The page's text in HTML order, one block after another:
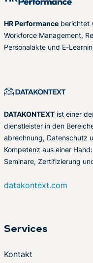
HR Performance berichtet
Workforce Management,
Personalakte und E-
DATAKONTEXT ist einer
dienstleister in den
abrechnung, Datenschutz
Kompetenz aus einer
Seminare, Zertifizierung
datakontext.com
Services
Kontakt